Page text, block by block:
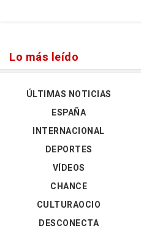
Lo más leído
ÚLTIMAS NOTICIAS
ESPAÑA
INTERNACIONAL
DEPORTES
VÍDEOS
CHANCE
CULTURAOCIO
DESCONECTA